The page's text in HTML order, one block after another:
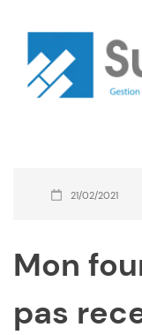
21/02/2021
Mon
pas